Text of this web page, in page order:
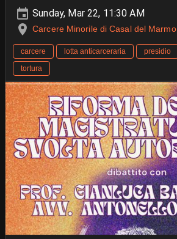
Sunday, Mar 22, 11:30 AM
Carcere Minorile di Casal del Marmo
carcere lotta anticarceraria presidio
tortura